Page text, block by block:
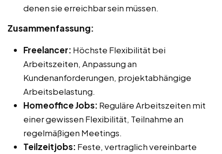
denen sie erreichbar sein müssen.
Zusammenfassung:
Freelancer: Höchste Flexibilität bei
Arbeitszeiten, Anpassung an
Kundenanforderungen, projektabhängige
Arbeitsbelastung.
Homeoffice Jobs: Reguläre Arbeitszeiten mit
einer gewissen Flexibilität, Teilnahme an
regelmäßigen Meetings.
Teilzeitjobs: Feste, vertraglich vereinbarte